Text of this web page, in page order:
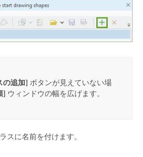
の追加] ボタンが見えていない場
] ウィンドウの幅を広げます。
スに名前を付けます。